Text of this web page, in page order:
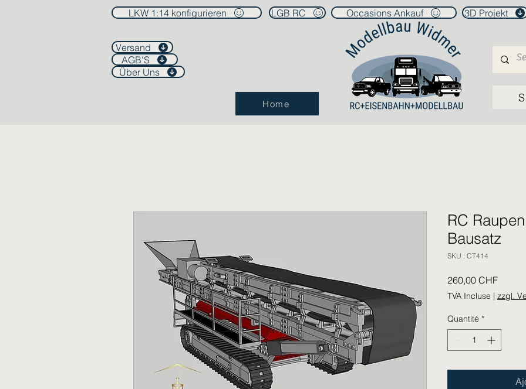
LKW 1:14 konfigurieren LGB RC
Versand
AGB'S
Über Uns
Home
Occasions Ankauf 3D Projekt
RC
Bausatz
SKU : CT414
260,00 CHFPrix
TVA Incluse | zzgl.
Quantité *